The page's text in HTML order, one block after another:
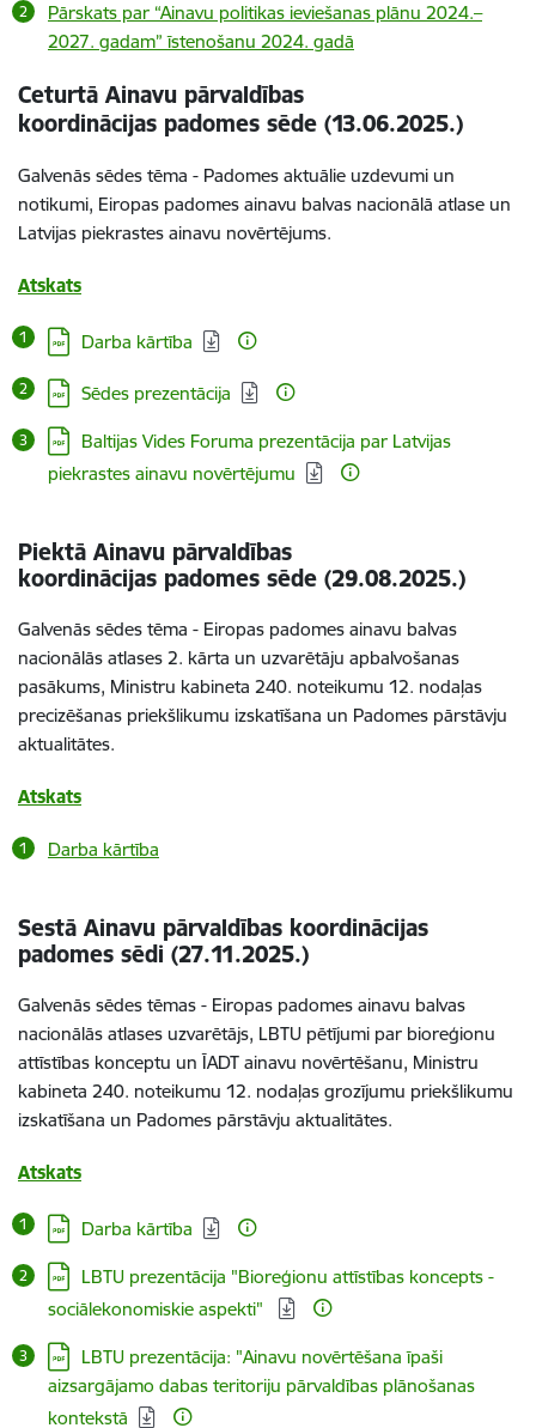
Pārskats par “Ainavu politikas ieviešanas plānu 2024.–
2027. gadam” īstenošanu 2024. gadā
Ceturtā Ainavu pārvaldības
koordinācijas padomes sēde (13.06.2025.)
Galvenās sēdes tēma - Padomes aktuālie uzdevumi un
notikumi, Eiropas padomes ainavu balvas nacionālā atlase un
Latvijas piekrastes ainavu novērtējums.
Atskats
Lejupielādēt:
Darba kārtība
Lejupielādēt:
Sēdes prezentācija
Lejupielādēt:
Baltijas Vides Foruma prezentācija par Latvijas
piekrastes ainavu novērtējumu
Piektā Ainavu pārvaldības
koordinācijas padomes sēde (29.08.2025.)
Galvenās sēdes tēma - Eiropas padomes ainavu balvas
nacionālās atlases 2. kārta un uzvarētāju apbalvošanas
pasākums, Ministru kabineta 240. noteikumu 12. nodaļas
precizēšanas priekšlikumu izskatīšana un Padomes pārstāvju
aktualitātes.
Atskats
Darba kārtība
Sestā Ainavu pārvaldības koordinācijas
padomes sēdi (27.11.2025.)
Galvenās sēdes tēmas - Eiropas padomes ainavu balvas
nacionālās atlases uzvarētājs, LBTU pētījumi par bioreģionu
attīstības konceptu un ĪADT ainavu novērtēšanu, Ministru
kabineta 240. noteikumu 12. nodaļas grozījumu priekšlikumu
izskatīšana un Padomes pārstāvju aktualitātes.
Atskats
Lejupielādēt:
Darba kārtība
Lejupielādēt:
LBTU prezentācija "Bioreģionu attīstības koncepts -
sociālekonomiskie aspekti"
Lejupielādēt:
LBTU prezentācija: "Ainavu novērtēšana īpaši
aizsargājamo dabas teritoriju pārvaldības plānošanas
kontekstā